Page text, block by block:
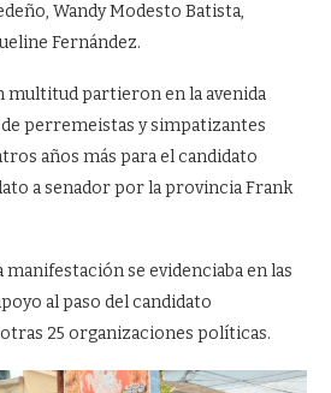
Wandy Modesto Batista,
Fernández.
multitud partieron en la avenida
perremeistas y simpatizantes
años más para el candidato
a senador por la provincia Frank
se evidenciaba en las
al paso del candidato
25 organizaciones políticas.